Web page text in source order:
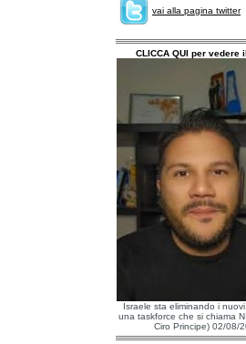
vai alla pagina twitter
CLICCA QUI per vedere
Israele sta eliminando i
una taskforce che si chiama
Ciro Principe) 02/08/